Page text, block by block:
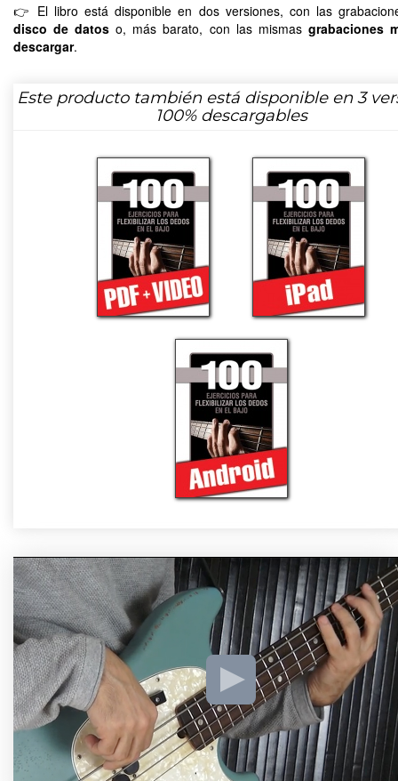
👉 El libro está disponible en dos versiones, con las
disco de datos o, más barato, con las mismas grabaciones
descargar.
Este producto también está disponible en 3
100% descargables